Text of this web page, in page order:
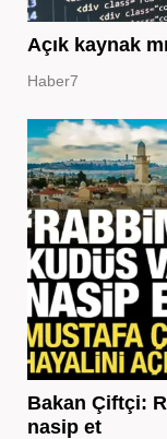
Açık kaynak
Haber7
Bakan Çiftçi:
nasip et